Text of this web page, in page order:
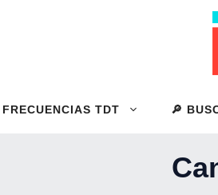
FRECUENCIAS TDT 🔎